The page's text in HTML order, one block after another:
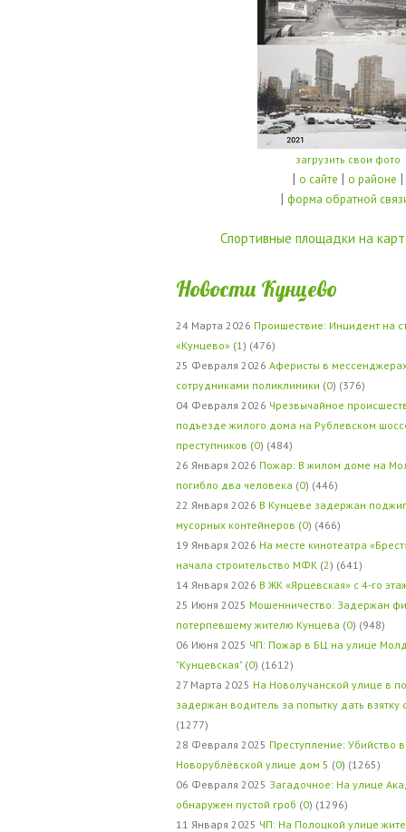
загрузить свои фото
| о сайте | о районе |
| форма обратной
Спортивные площадки на
Новости Кунцево
24 Марта 2026 Проишествие: Инцидент на
«Кунцево» (1 ) (476)
25 Февраля 2026 Аферисты в
сотрудниками поликлиники (0) (376)
04 Февраля 2026 Чрезвычайное
подъезде жилого дома на Рублевском
преступников (0) (484)
26 Января 2026 Пожар: В жилом доме на
погибло два человека (0) (446)
22 Января 2026 В Кунцеве задержан
мусорных контейнеров (0) (466)
19 Января 2026 На месте кинотеатра
начала строительство МФК (2) (641)
14 Января 2026 В ЖК «Ярцевская» с 4-го
25 Июня 2025 Мошенничество: Задержан
потерпевшему жителю Кунцева (0) (948)
06 Июня 2025 ЧП: Пожар в БЦ на улице
"Кунцевская" (0) (1612)
27 Марта 2025 На Новолучанской улице в
задержан водитель за попытку дать
(1277)
28 Февраля 2025 Преступление: Убийство
Новорублёвской улице дом 5 (0) (1265)
06 Февраля 2025 Загадочное: На улице
обнаружен пустой гроб (0) (1296)
11 Января 2025 ЧП: На Полоцкой улице